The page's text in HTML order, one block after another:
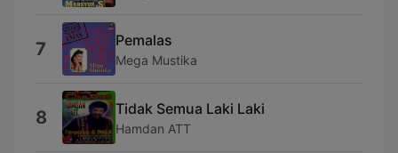
7 Pemalas
Mega Mustika
8 Tidak Semua Laki Laki
Hamdan ATT